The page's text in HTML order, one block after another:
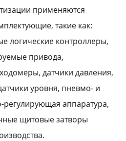
применяются
такие как:
логические контроллеры,
привода,
датчики давления,
уровня, пневмо- и
регулирующая аппаратура,
щитовые затворы